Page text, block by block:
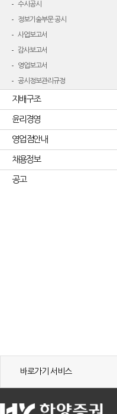
수시공시
정보기술부문 공시
사업보고서
감사보고서
영업보고서
공시정보관리규정
지배구조
윤리경영
영업점안내
채용정보
공고
바로가기 서비스